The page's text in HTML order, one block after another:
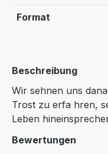
Format
Beschreibung
Wir sehnen uns
Trost zu erfa hren,
Leben
Bewertungen